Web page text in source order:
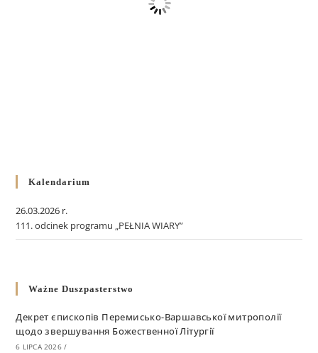
Kalendarium
26.03.2026 r.
111. odcinek programu „PEŁNIA WIARY”
Ważne Duszpasterstwo
Декрет єпископів Перемисько-Варшавської митрополії
щодо звершування Божественної Літургії
6 LIPCA 2026 /